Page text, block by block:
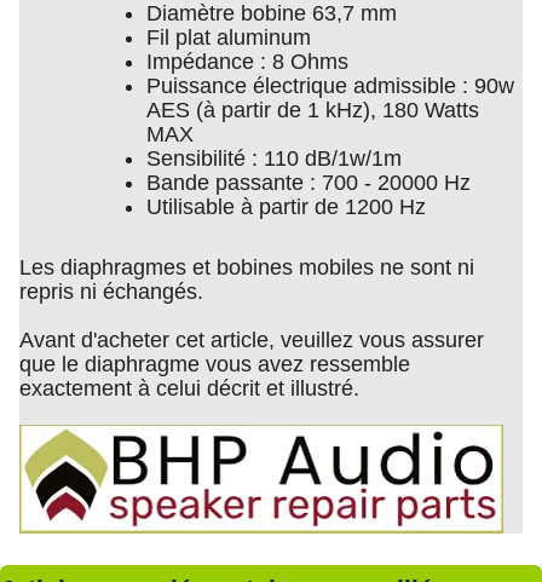
Diamètre bobine 63,7 mm
Fil plat aluminum
Impédance : 8 Ohms
Puissance électrique admissible : 90w
AES (à partir de 1 kHz), 180 Watts
MAX
Sensibilité : 110 dB/1w/1m
Bande passante : 700 - 20000 Hz
Utilisable à partir de 1200 Hz
Les diaphragmes et bobines mobiles ne sont ni
repris ni échangés.
Avant d'acheter cet article, veuillez vous assurer
que le diaphragme vous avez ressemble
exactement à celui décrit et illustré.